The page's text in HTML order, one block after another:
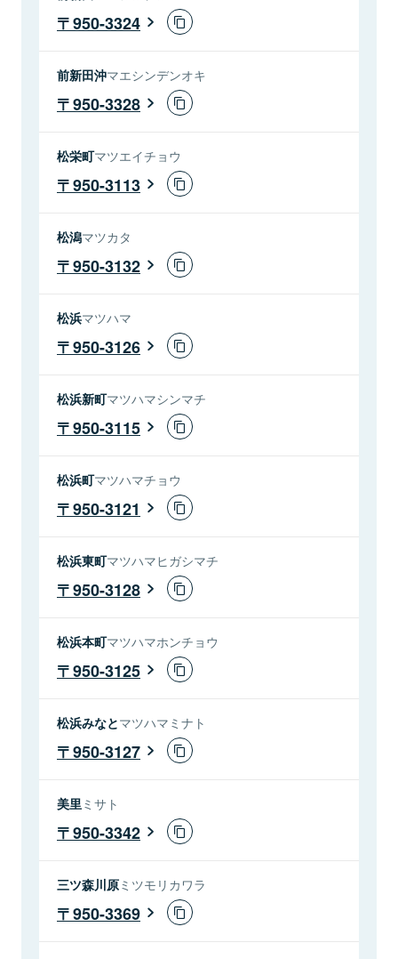
950-3324
前新田沖マエシンデンオキ
950-3328
松栄町マツエイチョウ
950-3113
松潟マツカタ
950-3132
松浜マツハマ
950-3126
松浜新町マツハマシンマチ
950-3115
松浜町マツハマチョウ
950-3121
松浜東町マツハマヒガシマチ
950-3128
松浜本町マツハマホンチョウ
950-3125
松浜みなとマツハマミナト
950-3127
美里 ミサト
950-3342
三ツ森川原ミツモリカワラ
950-3369